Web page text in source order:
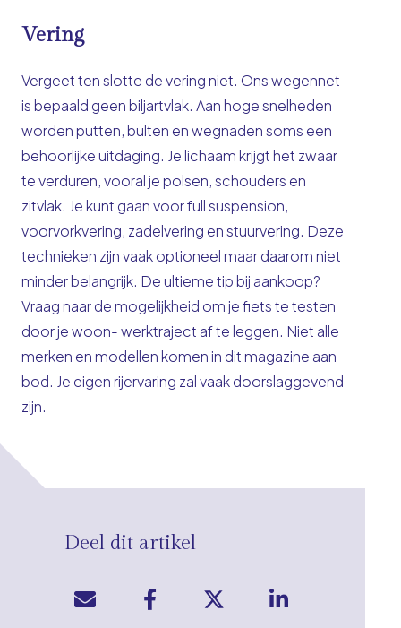
Vering
Vergeet ten slotte de vering niet. Ons wegennet
is bepaald geen biljartvlak. Aan hoge snelheden
worden putten, bulten en wegnaden soms een
behoorlijke uitdaging. Je lichaam krijgt het zwaar
te verduren, vooral je polsen, schouders en
zitvlak. Je kunt gaan voor full suspension,
voorvorkvering, zadelvering en stuurvering. Deze
technieken zijn vaak optioneel maar daarom niet
minder belangrijk. De ultieme tip bij aankoop?
Vraag naar de mogelijkheid om je fiets te testen
door je woon- werktraject af te leggen. Niet alle
merken en modellen komen in dit magazine aan
bod. Je eigen rijervaring zal vaak doorslaggevend
zijn.
Deel dit artikel